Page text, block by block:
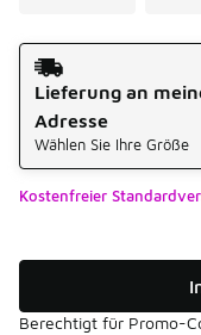
Versandart
Lieferung an
Adresse
Wählen Sie Ihre Größe
Kostenfreier
Berechtigt für Promo-